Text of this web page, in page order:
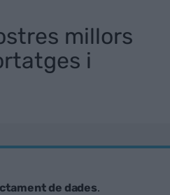
millors
i
de dades.